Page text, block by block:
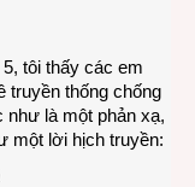
tôi thấy các em
truyền thống chống
như là một phản xạ,
một lời hịch truyền: